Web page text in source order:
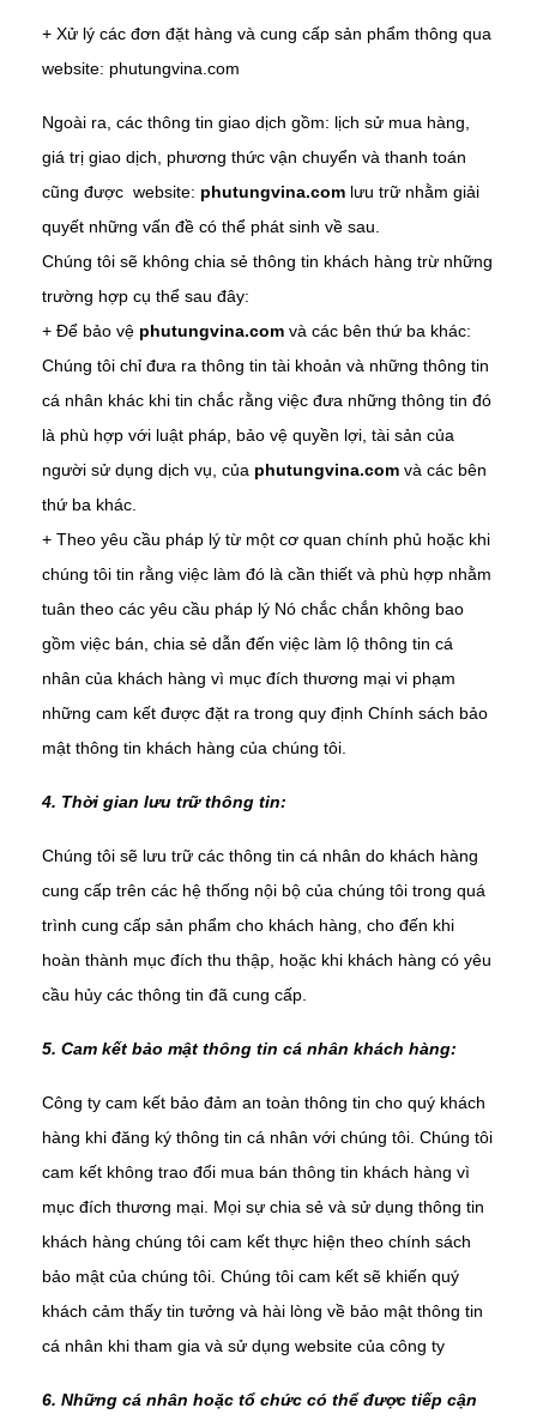
+ Xử lý các đơn đặt hàng và cung cấp sản phẩm thông qua
website: phutungvina.com
Ngoài ra, các thông tin giao dịch gồm: lịch sử mua hàng,
giá trị giao dịch, phương thức vận chuyển và thanh toán
cũng được website: phutungvina.com lưu trữ nhằm giải
quyết những vấn đề có thể phát sinh về sau.
Chúng tôi sẽ không chia sẻ thông tin khách hàng trừ những
trường hợp cụ thể sau đây:
+ Để bảo vệ phutungvina.com và các bên thứ ba khác:
Chúng tôi chỉ đưa ra thông tin tài khoản và những thông tin
cá nhân khác khi tin chắc rằng việc đưa những thông tin đó
là phù hợp với luật pháp, bảo vệ quyền lợi, tài sản của
người sử dụng dịch vụ, của phutungvina.com và các bên
thứ ba khác.
+ Theo yêu cầu pháp l‎ý từ một cơ quan chính phủ hoặc khi
chúng tôi tin rằng việc làm đó là cần thiết và phù hợp nhằm
tuân theo các yêu cầu pháp l‎ý Nó chắc chắn không bao
gồm việc bán, chia sẻ dẫn đến việc làm lộ thông tin cá
nhân của khách hàng vì mục đích thương mại vi phạm
những cam kết được đặt ra trong quy định Chính sách bảo
mật thông tin khách hàng của chúng tôi.
4. Thời gian lưu trữ thông tin:
Chúng tôi sẽ lưu trữ các thông tin cá nhân do khách hàng
cung cấp trên các hệ thống nội bộ của chúng tôi trong quá
trình cung cấp sản phẩm cho khách hàng, cho đến khi
hoàn thành mục đích thu thập, hoặc khi khách hàng có yêu
cầu hủy các thông tin đã cung cấp.
5. Cam kết bảo mật thông tin cá nhân khách hàng:
Công ty cam kết bảo đảm an toàn thông tin cho quý khách
hàng khi đăng ký thông tin cá nhân với chúng tôi. Chúng tôi
cam kết không trao đổi mua bán thông tin khách hàng vì
mục đích thương mại. Mọi sự chia sẻ và sử dụng thông tin
khách hàng chúng tôi cam kết thực hiện theo chính sách
bảo mật của chúng tôi. Chúng tôi cam kết sẽ khiến quý
khách cảm thấy tin tưởng và hài lòng về bảo mật thông tin
cá nhân khi tham gia và sử dụng website của công ty
6. Những cá nhân hoặc tổ chức có thể được tiếp cận